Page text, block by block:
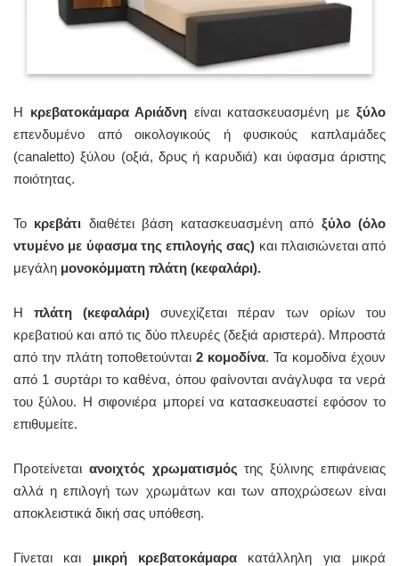
Η κρεβατοκάμαρα Αριάδνη είναι κατασκευασμένη με ξύλο
επενδυμένο από οικολογικούς ή φυσικούς καπλαμάδες
(canaletto) ξύλου (οξιά, δρυς ή καρυδιά) και ύφασμα άριστης
ποιότητας.
Το κρεβάτι διαθέτει βάση κατασκευασμένη από ξύλο (όλο
ντυμένο με ύφασμα της επιλογής σας) και πλαισιώνεται από
μεγάλη μονοκόμματη πλάτη (κεφαλάρι).
Η πλάτη (κεφαλάρι) συνεχίζεται πέραν των ορίων του
κρεβατιού και από τις δύο πλευρές (δεξιά αριστερά). Μπροστά
από την πλάτη τοποθετούνται 2 κομοδίνα. Τα κομοδίνα έχουν
από 1 συρτάρι το καθένα, όπου φαίνονται ανάγλυφα τα νερά
του ξύλου. Η σιφονιέρα μπορεί να κατασκευαστεί εφόσον το
επιθυμείτε.
Προτείνεται ανοιχτός χρωματισμός της ξύλινης επιφάνειας
αλλά η επιλογή των χρωμάτων και των αποχρώσεων είναι
αποκλειστικά δική σας υπόθεση.
Γίνεται και μικρή κρεβατοκάμαρα κατάλληλη για μικρά